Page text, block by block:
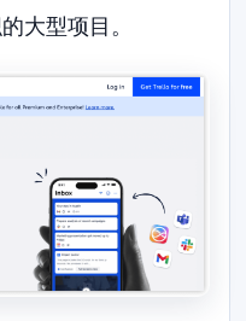
大型项目。